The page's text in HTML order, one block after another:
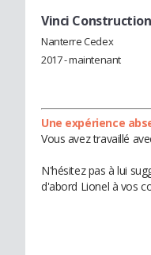
Vinci
Nanterre Cedex
2017 - maintenant
Une expérience
Vous avez travaillé
N'hésitez pas à lui
d'abord Lionel à vos